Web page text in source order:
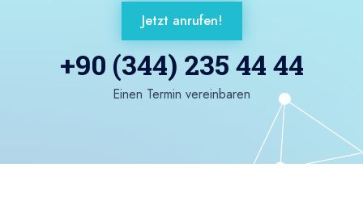
Jetzt anrufen!
+90 (344) 235 44 44
Einen Termin vereinbaren